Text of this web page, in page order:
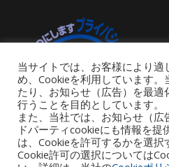
当サイトでは、お客様により適
め、Cookieを利用しています
たり、お知らせ（広告）を最適
行うことを目的としています。
また、当社では、お知らせ（
ドパーティcookieにも情報を提
は、Cookieを許可するかを選択
Cookie許可の選択については